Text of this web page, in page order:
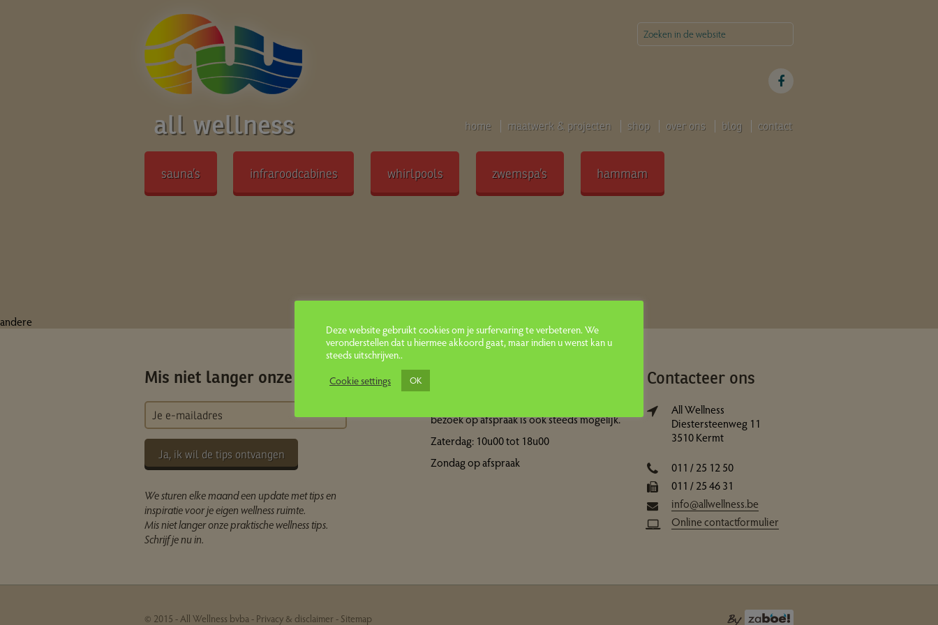
all wellness home maatwerk & projecten shop over ons blog contact
sauna’s infraroodcabines whirlpools zwemspa’s hammam
andere
Mis niet langer onze tips
Ja, ik wil de tips ontvangen
We sturen elke maand een update met tips en
inspiratie voor je eigen wellness ruimte.
Mis niet langer onze praktische wellness tips.
Schrijf je nu in.
bezoek op afspraak is ook steeds mogelijk.
Zaterdag: 10u00 tot 18u00
Zondag op afspraak
Contacteer ons
All Wellness
Diestersteenweg 11
3510 Kermt
011 / 25 12 50
011 / 25 46 31
info@allwellness.be
Online contactformulier
© 2015 - All Wellness bvba - Privacy & disclaimer- Sitemap
Deze website gebruikt cookies om je surfervaring te verbeteren. We
veronderstellen dat u hiermee akkoord gaat, maar indien u wenst kan u
steeds uitschrijven..
Cookie settings
OK